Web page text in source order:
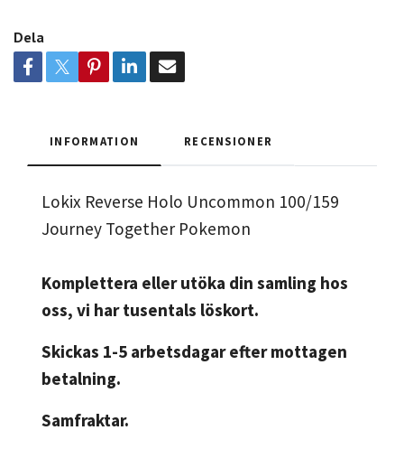
Dela
INFORMATION RECENSIONER
Lokix Reverse Holo Uncommon 100/159
Journey Together Pokemon
Komplettera eller utöka din samling hos
oss, vi har tusentals löskort.
Skickas 1-5 arbetsdagar efter mottagen
betalning.
Samfraktar.